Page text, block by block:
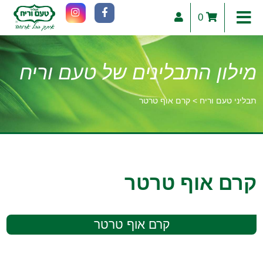
0
מילון התבלינים של טעם וריח
תבליני טעם וריח >קרם אוף טרטר
קרם אוף טרטר
קרם אוף טרטר